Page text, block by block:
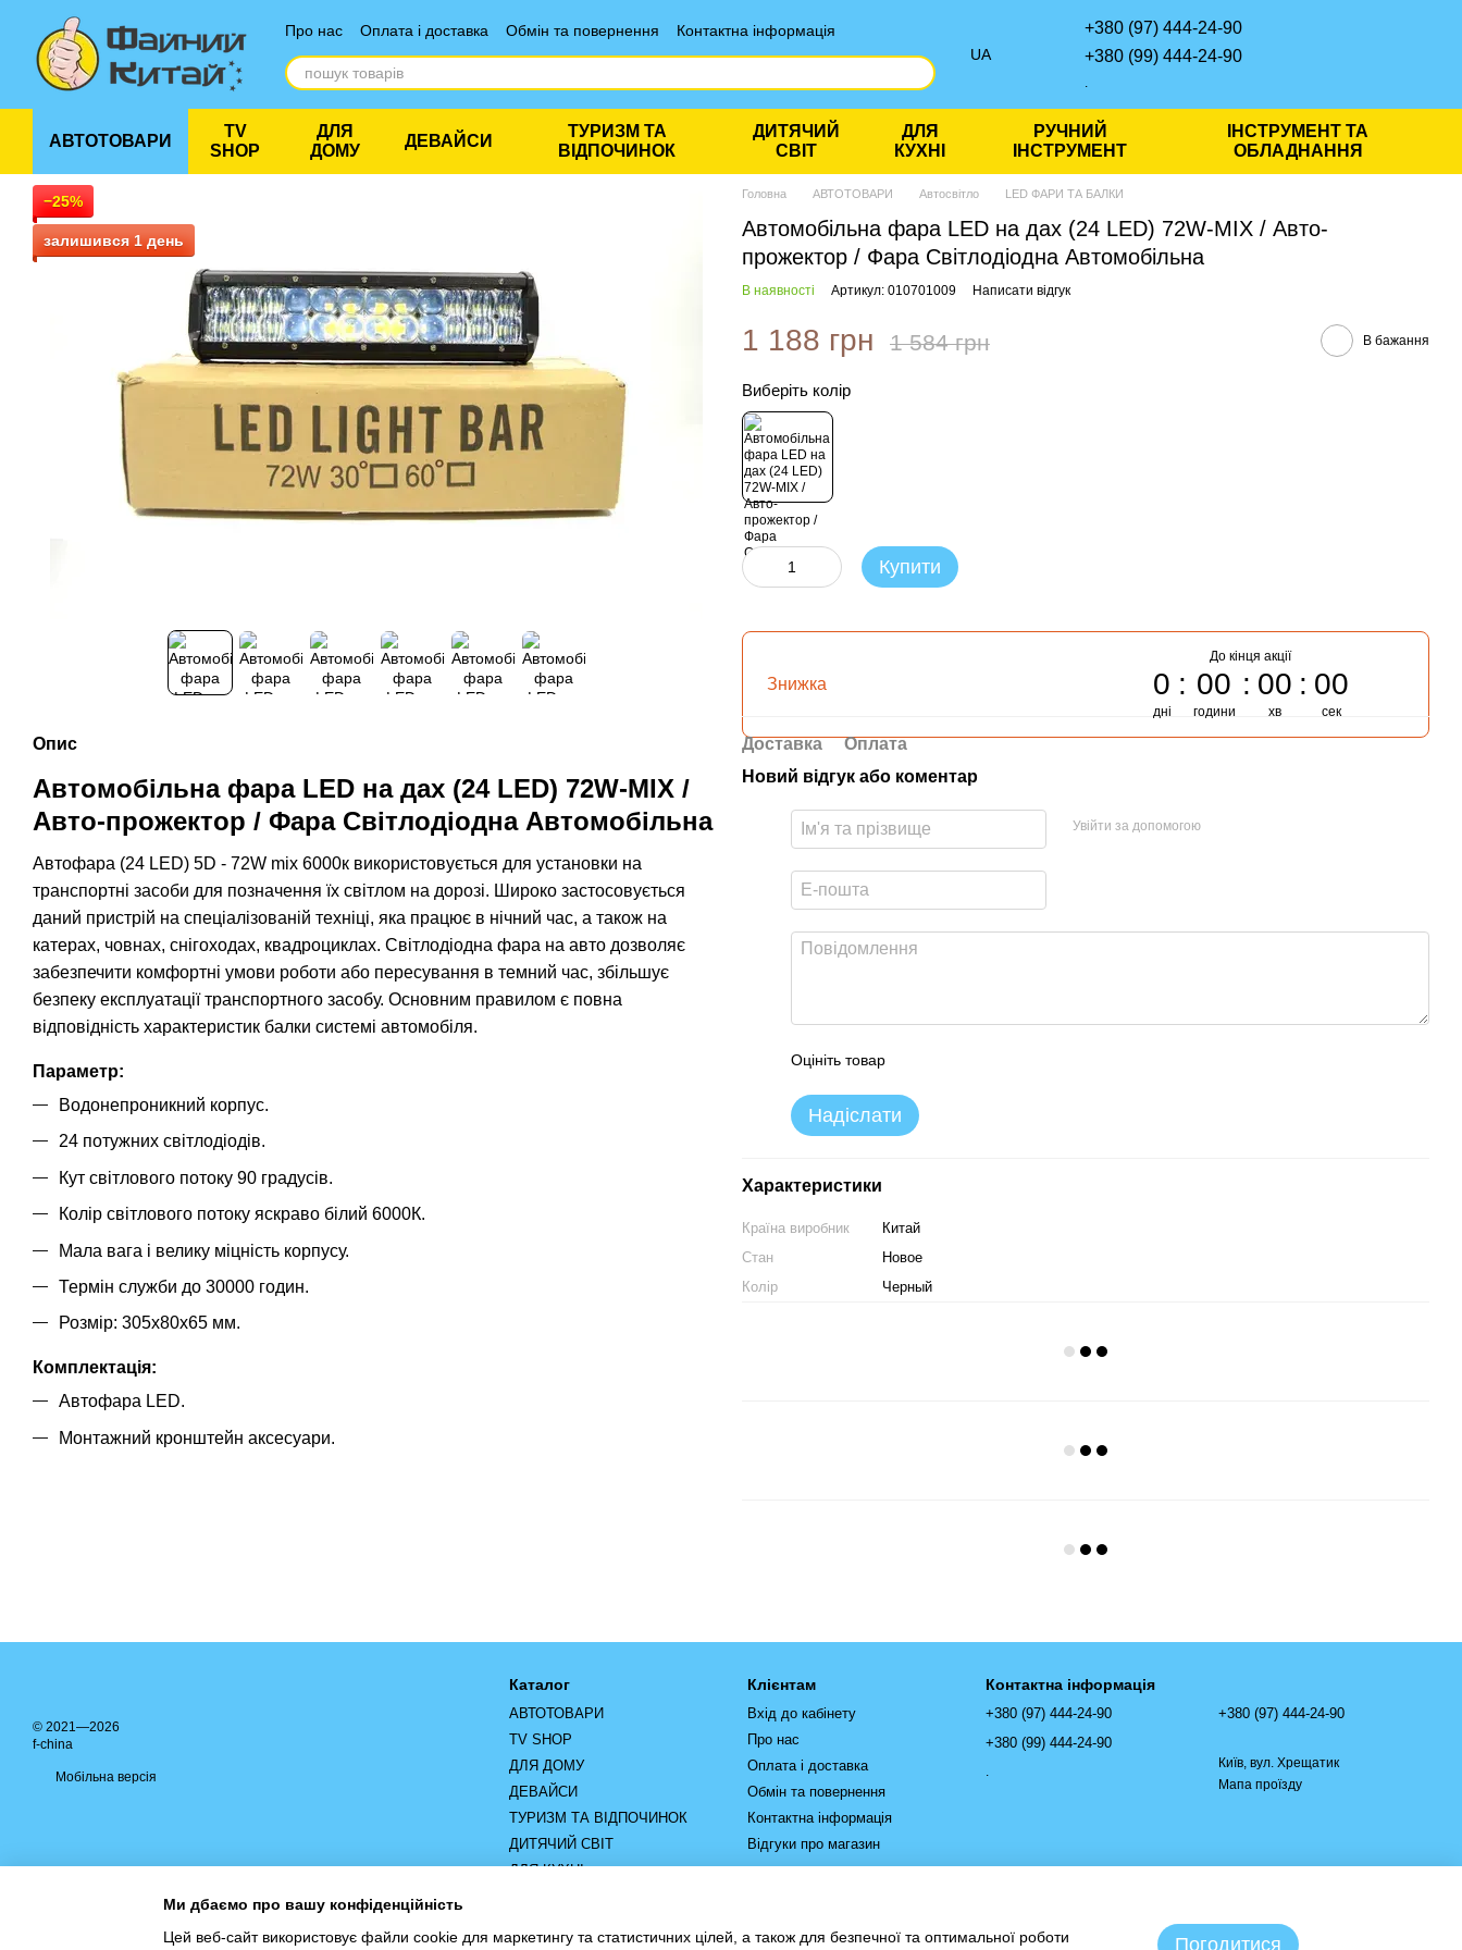
Перейти до основного контенту
Про нас Оплата і доставка Обмін та повернення
Контактна інформація
Відгуки про магазин
UA
+380 (97) 444-24-90
+380 (99) 444-24-90
АВТОТОВАРИ
TV
SHOP
ДЛЯ
ДОМУ
ДЕВАЙСИ
ТУРИЗМ ТА
ВІДПОЧИНОК
ДИТЯЧИЙ
СВІТ
ДЛЯ
КУХНІ
РУЧНИЙ
ІНСТРУМЕНТ
ІНСТРУМЕНТ ТА
ОБЛАДНАННЯ
−25%
залишився 1 день
Опис
Автомобільна фара LED на дах (24 LED) 72W-MIX /
Авто-прожектор / Фара Світлодіодна Автомобільна
Автофара (24 LED) 5D - 72W mix 6000к використовується для установки на
транспортні засоби для позначення їх світлом на дорозі. Широко застосовується
даний пристрій на спеціалізованій техніці, яка працює в нічний час, а також на
катерах, човнах, снігоходах, квадроциклах. Світлодіодна фара на авто дозволяє
забезпечити комфортні умови роботи або пересування в темний час, збільшує
безпеку експлуатації транспортного засобу. Основним правилом є повна
відповідність характеристик балки системі автомобіля.
Параметр:
Водонепроникний корпус.
24 потужних світлодіодів.
Кут світлового потоку 90 градусів.
Колір світлового потоку яскраво білий 6000К.
Мала вага і велику міцність корпусу.
Термін служби до 30000 годин.
Розмір: 305х80х65 мм.
Комплектація:
Автофара LED.
Монтажний кронштейн аксесуари.
Головна АВТОТОВАРИ Автосвітло LED ФАРИ ТА БАЛКИ
Автомобільна фара LED на дах (24 LED) 72W-MIX / Авто-
прожектор / Фара Світлодіодна Автомобільна
В наявності Артикул: 010701009 Написати відгук
1 188 грн 1 584 грн В бажання
Виберіть колір
Купити
Знижка
До кінця акції
0
дні
00
години
00
хв
00
сек
Доставка
Оплата
Новий відгук або коментар
Увійти за допомогою
Оцініть товар
Надіслати
Характеристики
Країна виробник
Китай
Стан
Новое
Колір
Черный
© 2021—2026
f-china
Мобільна версія
Каталог
АВТОТОВАРИ
TV SHOP
ДЛЯ ДОМУ
ДЕВАЙСИ
ТУРИЗМ ТА ВІДПОЧИНОК
ДИТЯЧИЙ СВІТ
ДЛЯ КУХНІ
ОБЛАДНАННЯ
Клієнтам
Вхід до кабінету
Про нас
Оплата і доставка
Обмін та повернення
Контактна інформація
Відгуки про магазин
Контактна інформація
+380 (97) 444-24-90
+380 (99) 444-24-90
.
+380 (97) 444-24-90
Київ, вул. Хрещатик
Мапа проїзду
Ми дбаємо про вашу конфіденційність
Цей веб-сайт використовує файли cookie для маркетингу та статистичних цілей, а також для безпечної та оптимальної роботи
Погодитися